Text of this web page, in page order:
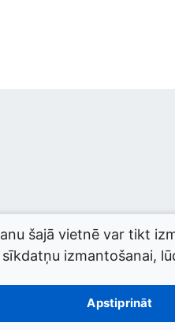
Izstrādātājs:
šajā vietnē var tikt
izmantošanai,
Apstiprināt